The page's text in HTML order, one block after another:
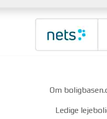
Om
Ledige